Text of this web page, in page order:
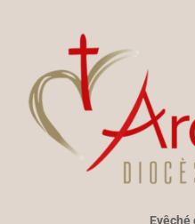
Evêché